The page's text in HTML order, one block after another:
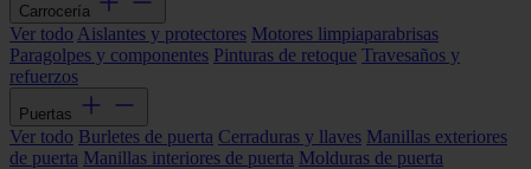
Carrocería
Ver todo Aislantes y protectores Motores limpiaparabrisas
Paragolpes y componentes Pinturas de retoque Travesaños y
refuerzos
Puertas
Ver todo Burletes de puerta Cerraduras y llaves Manillas exteriores
de puerta Manillas interiores de puerta Molduras de puerta